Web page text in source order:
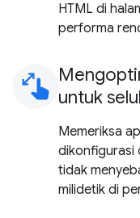
HTML di
performa
pinch untuk
Memeriksa
dikonfigurasi
tidak
milidetik di